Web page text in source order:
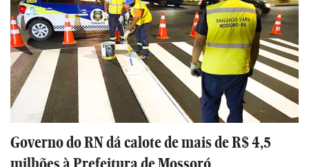
Governo do RN dá calote de mais de R$ 4,5